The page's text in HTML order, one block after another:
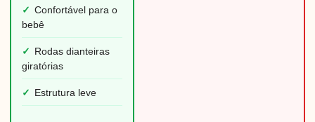
✓ Confortável para o
bebê
✓
Rodas dianteiras
giratórias
✓ Estrutura leve